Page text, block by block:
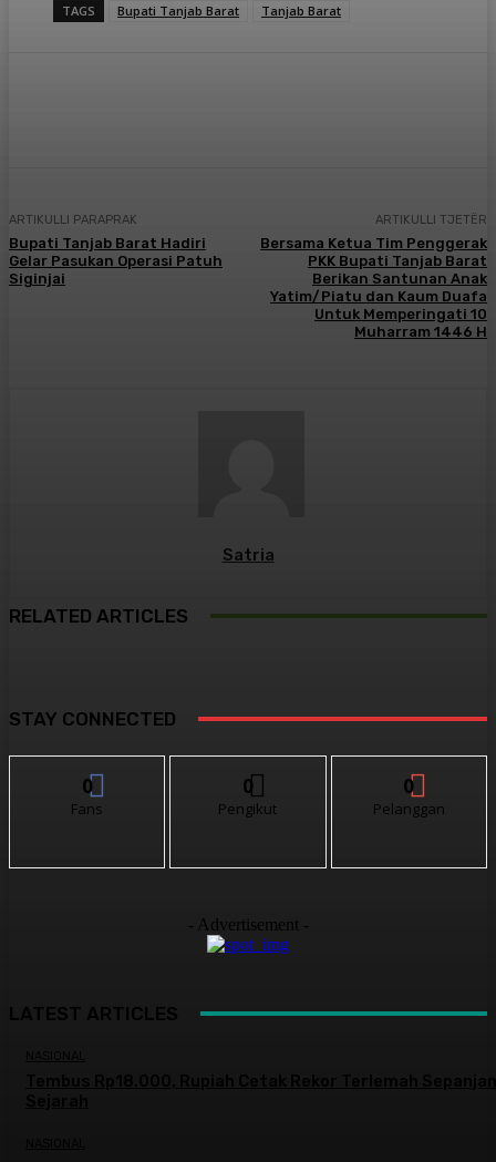
TAGS Bupati Tanjab Barat Tanjab Barat
ARTIKULLI PARAPRAK
Bupati Tanjab Barat Hadiri
Gelar Pasukan Operasi Patuh
Siginjai
ARTIKULLI TJETËR
Bersama Ketua Tim Penggerak
PKK Bupati Tanjab Barat
Berikan Santunan Anak
Yatim/Piatu dan Kaum Duafa
Untuk Memperingati 10
Muharram 1446 H
Satria
RELATED ARTICLES
STAY CONNECTED
0
Fans
0
Pengikut
0
Pelanggan
- Advertisement -
LATEST ARTICLES